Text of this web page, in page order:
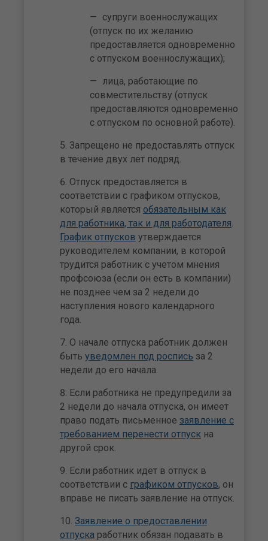
супруги военнослужащих
(отпуск по их желанию
предоставляется одновременно
с отпуском военнослужащих);
лица, работающие по
совместительству (отпуск
предоставляются одновременно
с отпуском по основной работе).
Запрещено не предоставлять отпуск
в течение двух лет подряд.
Отпуск предоставляется в
соответствии с графиком отпусков,
который является обязательным как
для работника, так и для работодателя
График отпусков утверждается
руководителем компании, в которой
трудится работник с учетом мнения
профсоюза (если он есть в компании)
не позднее чем за 2 недели до
наступления нового календарного
года.
О начале отпуска работник должен
быть уведомлен под роспись за 2
недели до его начала.
Если работника не предупредили за
2 недели до начала отпуска, он имеет
право подать письменное заявление с
требованием перенести отпуск на
другой срок.
Если работник идет в отпуск в
соответствии с графиком отпусков, он
вправе не писать заявление на отпуск.
Заявление о предоставлении
отпуска работник обязан подавать в